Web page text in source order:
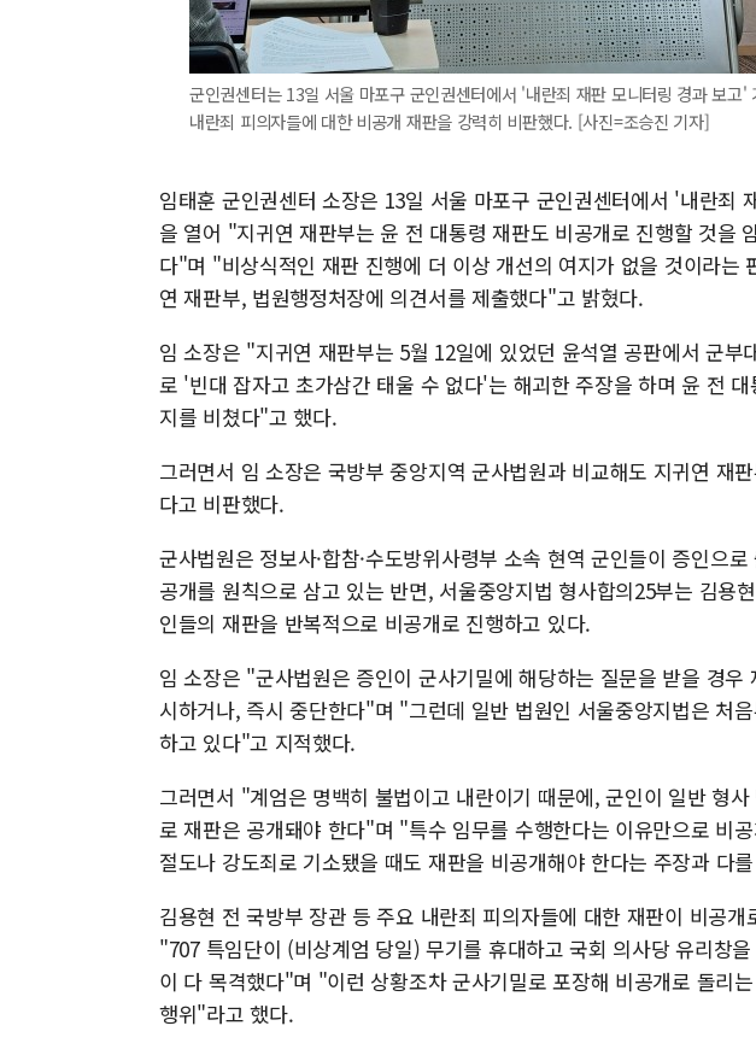
군인권센터는 13일 서울 마포구 군인권센터에서 '내란죄 재판 모니터링 경과 보고
내란죄 피의자들에 대한 비공개 재판을 강력히 비판했다. [사진=조승진 기자]
임태훈 군인권센터 소장은 13일 서울 마포구 군인권센터에서 '내란죄
을 열어 "지귀연 재판부는 윤 전 대통령 재판도 비공개로 진행할 것을
다"며 "비상식적인 재판 진행에 더 이상 개선의 여지가 없을 것이라는
연 재판부, 법원행정처장에 의견서를 제출했다"고 밝혔다.
임 소장은 "지귀연 재판부는 5월 12일에 있었던 윤석열 공판에서 군부
로 '빈대 잡자고 초가삼간 태울 수 없다'는 해괴한 주장을 하며 윤 전
지를 비쳤다"고 했다.
그러면서 임 소장은 국방부 중앙지역 군사법원과 비교해도 지귀연 재
다고 비판했다.
군사법원은 정보사·합참·수도방위사령부 소속 현역 군인들이 증인으
공개를 원칙으로 삼고 있는 반면, 서울중앙지법 형사합의25부는 김용
인들의 재판을 반복적으로 비공개로 진행하고 있다.
임 소장은 "군사법원은 증인이 군사기밀에 해당하는 질문을 받을 경우
시하거나, 즉시 중단한다"며 "그런데 일반 법원인 서울중앙지법은 처
하고 있다"고 지적했다.
그러면서 "계엄은 명백히 불법이고 내란이기 때문에, 군인이 일반 형
로 재판은 공개돼야 한다"며 "특수 임무를 수행한다는 이유만으로 비
절도나 강도죄로 기소됐을 때도 재판을 비공개해야 한다는 주장과 다
김용현 전 국방부 장관 등 주요 내란죄 피의자들에 대한 재판이 비공
"707 특임단이 (비상계엄 당일) 무기를 휴대하고 국회 의사당 유리창
이 다 목격했다"며 "이런 상황조차 군사기밀로 포장해 비공개로 돌리
행위"라고 했다.